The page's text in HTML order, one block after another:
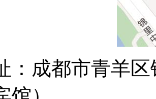
：成都市青羊